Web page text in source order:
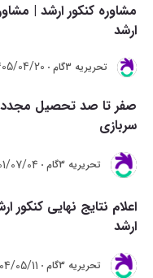
مشاوره کنکور ارشد |
ارشد
تحريريه 3گام 04/20
صفر تا صد تحصیل مجدد
سربازی
تحريريه 3گام 07/04
ارشد
تحريريه 3گام 05/11